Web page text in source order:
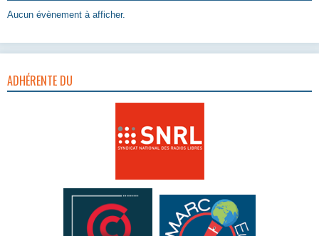
Aucun évènement à afficher.
ADHÉRENTE DU